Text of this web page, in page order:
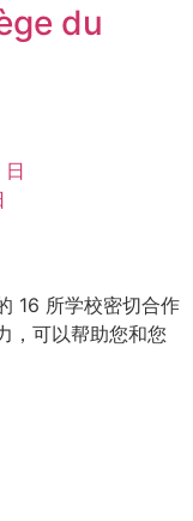
du
16 所学校密切合作
，可以帮助您和您